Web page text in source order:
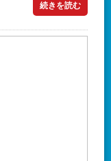
続きを読む